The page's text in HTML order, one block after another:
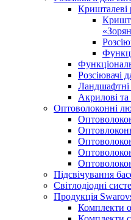
Кришталеві
Розсіювачі
Ландшафтні
Акрилові та
Оптоволоконні
Підсвічування
Світлодіодні
Продукція
Комплекти